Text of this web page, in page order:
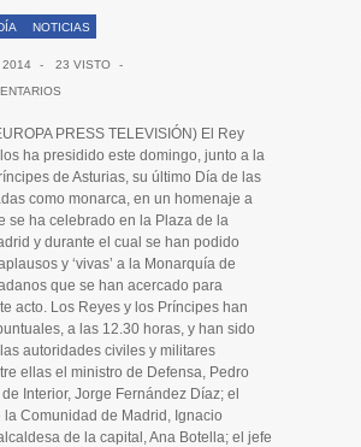
NOTICIAS
2014 - 23 VISTO
-
PRESS TELEVISIÓN) El Rey
ha presidido este domingo, junto a la
de Asturias, su último Día de las
como monarca, en un homenaje a
se ha celebrado en la Plaza de la
y durante el cual se han podido
y ‘vivas’ a la Monarquía de
que se han acercado para
acto. Los Reyes y los Príncipes han
a las 12.30 horas, y han sido
autoridades civiles y militares
ellas el ministro de Defensa, Pedro
Interior, Jorge Fernández Díaz; el
la Comunidad de Madrid, Ignacio
de la capital, Ana Botella; el jefe